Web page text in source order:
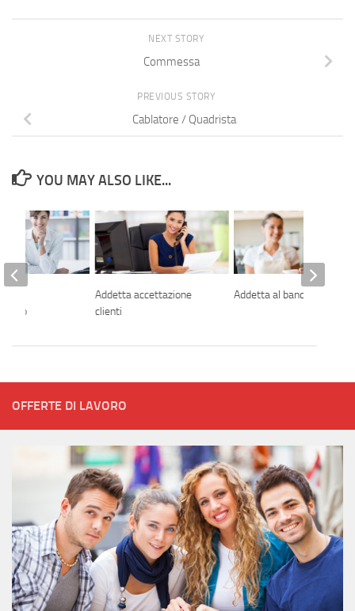
NEXT STORY
Commessa
PREVIOUS STORY
Cablatore / Quadrista
YOU MAY ALSO LIKE...
Addetta accettazione
clienti
Addetta al banco
OFFERTE DI LAVORO